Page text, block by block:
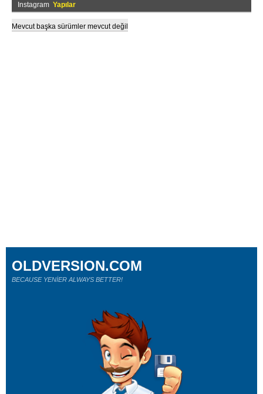
Instagram Yapılar
Mevcut başka sürümler mevcut değil
OLDVERSION.COM
BECAUSE YENİER ALWAYS BETTER!